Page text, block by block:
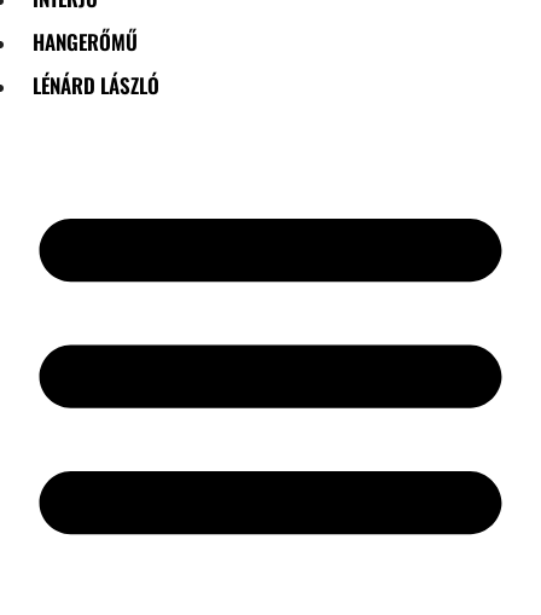
HANGERŐMŰ
LÉNÁRD LÁSZLÓ